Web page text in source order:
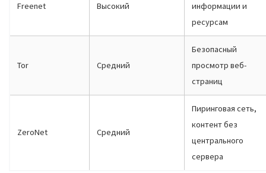
Freenet Высокий
информации и
ресурсам
Tor Средний
Безопасный
просмотр веб-
страниц
ZeroNet Средний
Пиринговая сеть,
контент без
центрального
сервера